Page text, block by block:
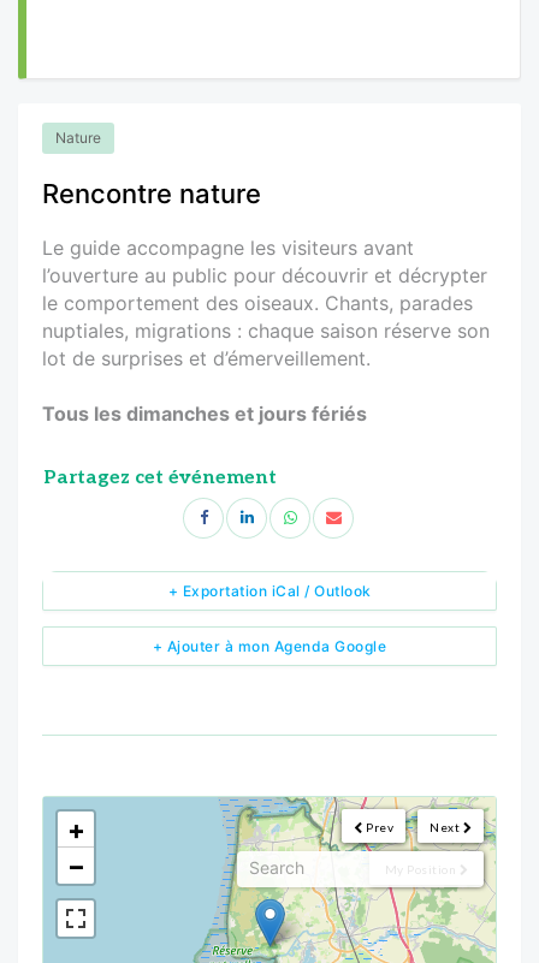
Nature
Rencontre nature
Le guide accompagne les visiteurs avant
l’ouverture au public pour découvrir et décrypter
le comportement des oiseaux. Chants, parades
nuptiales, migrations : chaque saison réserve son
lot de surprises et d’émerveillement.
Tous les dimanches et jours fériés
Partagez cet événement
+ Ajouter à mon Agenda Google
+ Exportation iCal / Outlook
Next
Prev
My Position
<!---->
+
−